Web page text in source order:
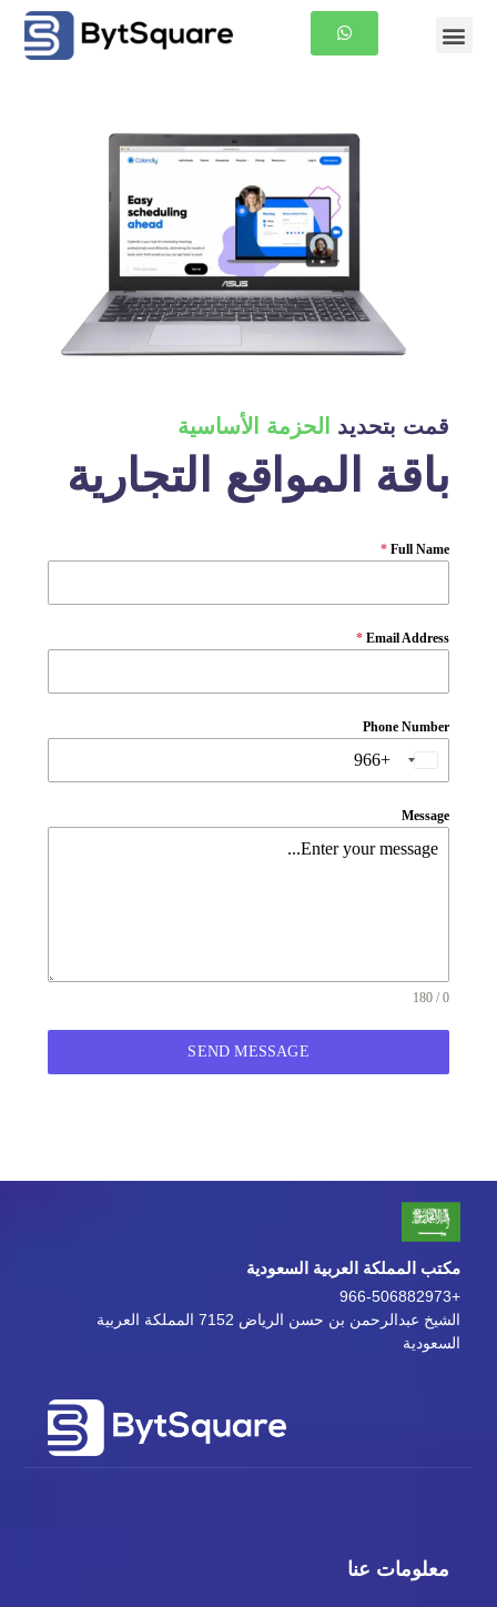
قمت بتحديد الحزمة الأساسية
باقة المواقع التجارية
Full Name
*
Email Address
*
Phone Number
Message
0 / 180
SEND MESSAGE
مكتب المملكة العربية السعودية
+966-506882973
الشيخ عبدالرحمن بن حسن الرياض 7152 المملكة العربية
السعودية
معلومات عنا